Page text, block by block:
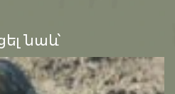
նաև՝